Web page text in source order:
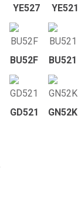
YE527 YE521
BU52F BU521
GD521 GN52K